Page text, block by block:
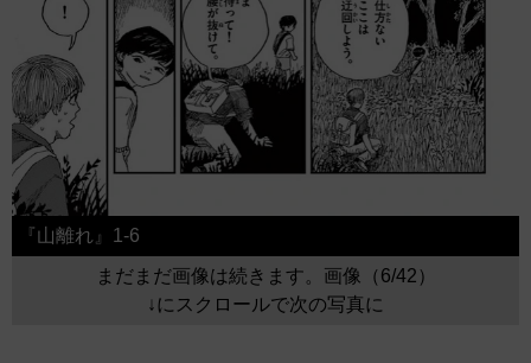
『山離れ』1-6
まだまだ画像は続きます。画像（6/42）
↓にスクロールで次の写真に